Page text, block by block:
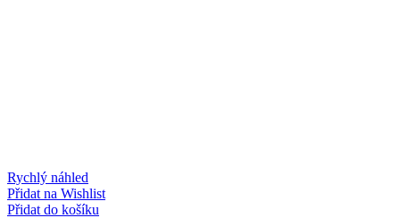
Rychlý náhled
Přidat na Wishlist
Přidat do košíku